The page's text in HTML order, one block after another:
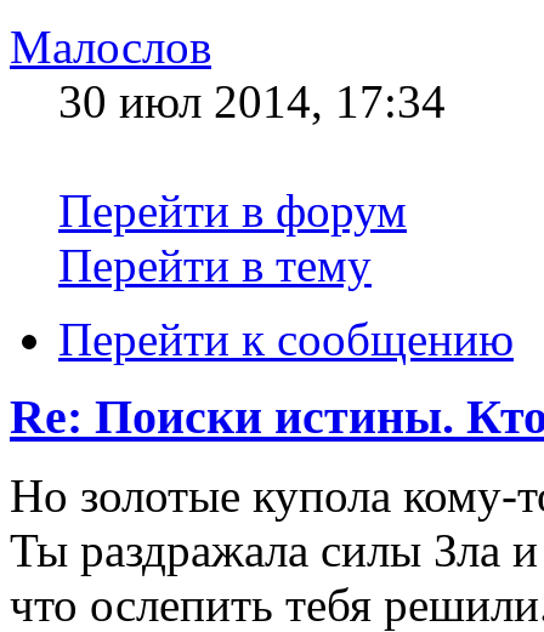
Малослов
30 июл 2014, 17:34
Перейти в форум
Перейти в тему
Перейти к сообщению
Re: Поиски истины.
Но золотые купола кому-
Ты раздражала силы Зла
что ослепить тебя